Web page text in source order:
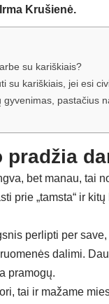
Krušienė.
su kariškiais?
su kariškiais, jei esi
gyvenimas, pastačius
pradžia
bet manau, tai
prie „tamsta“ ir
perlipti per
dalimi.
pramogų.
tai ir mažame